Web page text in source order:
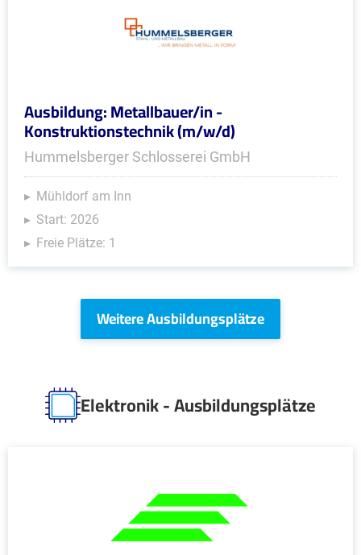
Ausbildung: Metallbauer/in -
Konstruktionstechnik (m/w/d)
Hummelsberger Schlosserei GmbH
Mühldorf am Inn
Start: 2026
Freie Plätze: 1
Weitere Ausbildungsplätze
Elektronik - Ausbildungsplätze